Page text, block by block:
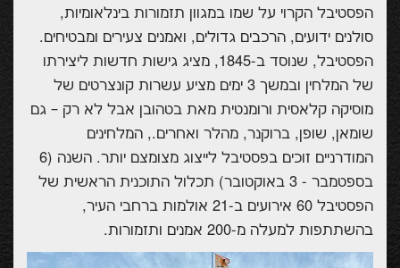
הפסטיבל הקרוי על שמו במגוון תזמורות בינלאומיות,
סולנים ידועים, הרכבים גדולים, ואמנים צעירים ומבטיחים.
הפסטיבל, שנוסד ב-1845, מציג גישות חדשות ליצירתו
של המלחין ובמשך 3 ימים מציע עשרות קונצרטים של
מוסיקה קלאסית ורומנטית מאת בטהובן אבל לא רק – גם
שומאן, שופן, ברוקנר, מהלר ואחרים., המלחינים
המודרניים זוכים בפסטיבל לייצוג מצומצם יותר. השנה (6
בספטמבר - 3 באוקטובר) תכלול התוכנית הראשית של
הפסטיבל 60 אירועים ב-21 אולמות ברחבי העיר,
בהשתתפות למעלה מ-200 אמנים ותזמורות.